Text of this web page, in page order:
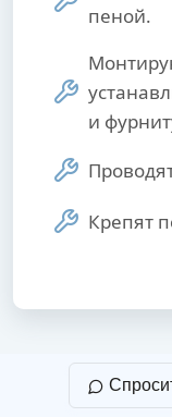
пеной.
и
Крепят